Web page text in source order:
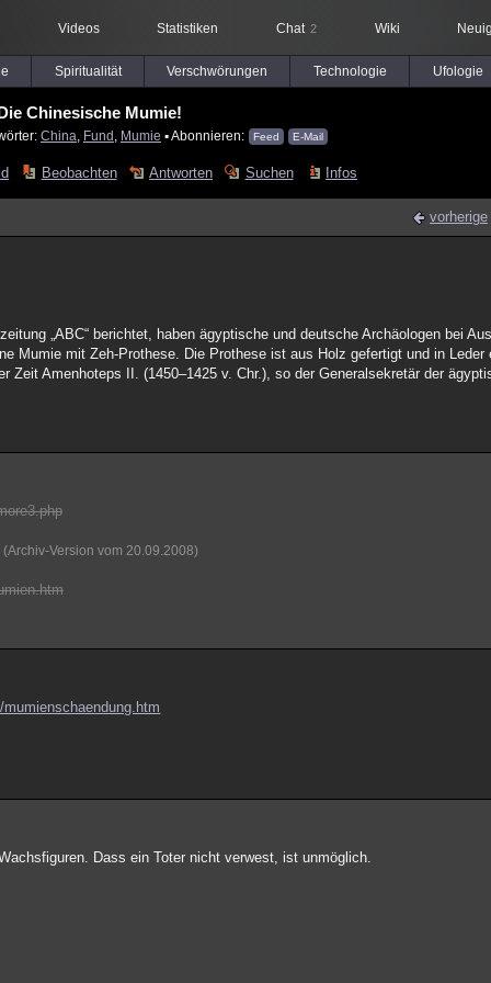
Videos Statistiken Chat 2 Wiki
Spiritualität Verschwörungen Technologie Ufologie
Chinesische Mumie!
China Fund Mumie ▪ Abonnieren: Feed E-Mail
Beobachten Antworten Suchen Infos
vorherige
„ABC“ berichtet, haben ägyptische und deutsche Archäologen bei
Mumie mit Zeh-Prothese. Die Prothese ist aus Holz gefertigt und in Leder
Zeit Amenhoteps II. (1450–1425 v. Chr.), so der Generalsekretär der
(Archiv-Version vom 20.09.2008)
Dass ein Toter nicht verwest, ist unmöglich.